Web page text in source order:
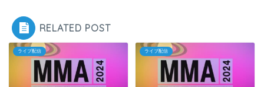
RELATED POST
ライブ配信 ライブ配信